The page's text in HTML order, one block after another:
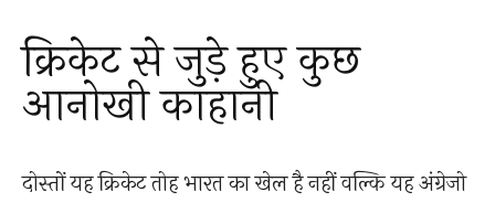
क्रिकेट से जुड़े हुए कुछ
आनोखी काहानी
दोस्तों यह क्रिकेट तोह भारत का खेल है नहीं वल्कि यह अंग्रेजो